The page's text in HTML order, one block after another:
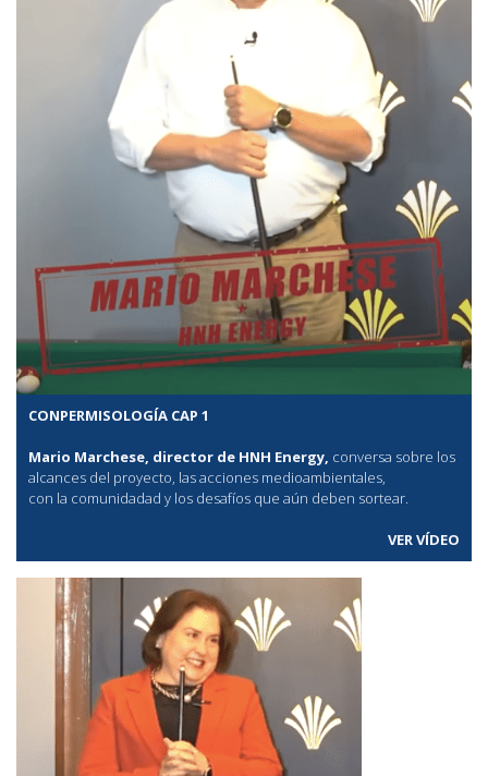
CONPERMISOLOGÍA CAP 1
Mario Marchese, director de HNH Energy, conversa sobre los
alcances del proyecto, las acciones medioambientales,
con la comunidadad y los desafíos que aún deben sortear.
VER VÍDEO